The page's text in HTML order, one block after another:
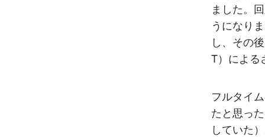
ました。
うになり
し、その
T）による
フルタイ
たと思っ
していた